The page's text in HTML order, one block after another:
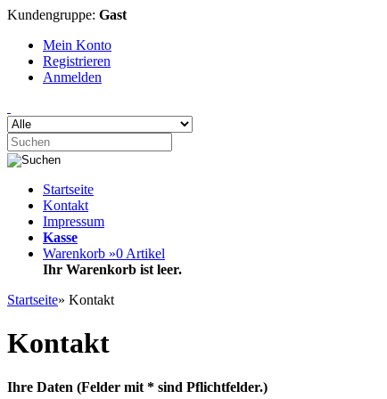
Kundengruppe: Gast
Mein Konto
Registrieren
Anmelden
Startseite
Kontakt
Impressum
Kasse
Warenkorb »0 Artikel
Ihr Warenkorb ist leer.
Startseite» Kontakt
Kontakt
Ihre Daten (Felder mit * sind Pflichtfelder.)